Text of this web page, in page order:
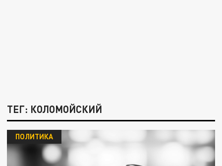
ТЕГ: КОЛОМОЙСКИЙ
ПОЛИТИКА